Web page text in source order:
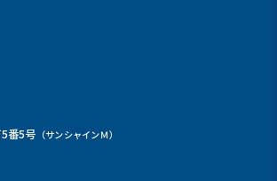
番5号 （サンシャインＭ）